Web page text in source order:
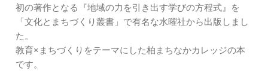
初の著作となる『地域の力を引き出す学びの方程式』を
「文化とまちづくり叢書」で有名な水曜社から出版しまし
た。
教育×まちづくりをテーマにした柏まちなかカレッジの本
です。